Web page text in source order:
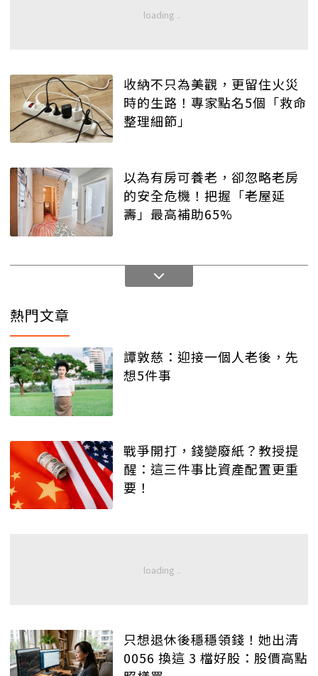
收納不只為美觀，更留住火災
時的生路！專家點名5個「救命
整理細節」
以為有房可養老，卻忽略老房
的安全危機！把握「老屋延
壽」最高補助65%
熱門文章
譚敦慈：迎接一個人老後，先
想5件事
戰爭開打，錢變廢紙？教授提
醒：這三件事比資產配置更重
要！
只想退休後穩穩領錢！她出清
0056 換這 3 檔好股：股價高點